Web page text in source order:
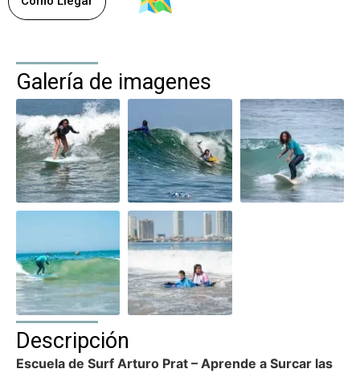
Galería de imagenes
Descripción
Escuela de Surf Arturo Prat – Aprende a Surcar las